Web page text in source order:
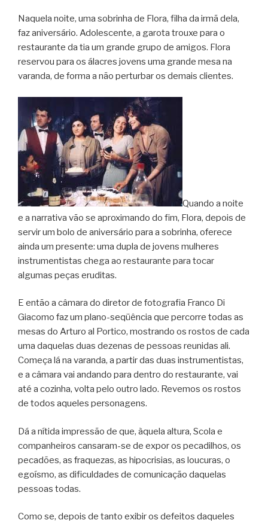
Naquela noite, uma sobrinha de Flora, filha da irmã dela,
faz aniversário. Adolescente, a garota trouxe para o
restaurante da tia um grande grupo de amigos. Flora
reservou para os álacres jovens uma grande mesa na
varanda, de forma a não perturbar os demais clientes.
Quando a noite
e a narrativa vão se aproximando do fim, Flora, depois de
servir um bolo de aniversário para a sobrinha, oferece
ainda um presente: uma dupla de jovens mulheres
instrumentistas chega ao restaurante para tocar
algumas peças eruditas.
E então a câmara do diretor de fotografia Franco Di
Giacomo faz um plano-seqüência que percorre todas as
mesas do Arturo al Portico, mostrando os rostos de cada
uma daquelas duas dezenas de pessoas reunidas ali.
Começa lá na varanda, a partir das duas instrumentistas,
e a câmara vai andando para dentro do restaurante, vai
até a cozinha, volta pelo outro lado. Revemos os rostos
de todos aqueles personagens.
Dá a nítida impressão de que, àquela altura, Scola e
companheiros cansaram-se de expor os pecadilhos, os
pecadões, as fraquezas, as hipocrisias, as loucuras, o
egoísmo, as dificuldades de comunicação daquelas
pessoas todas.
Como se, depois de tanto exibir os defeitos daqueles